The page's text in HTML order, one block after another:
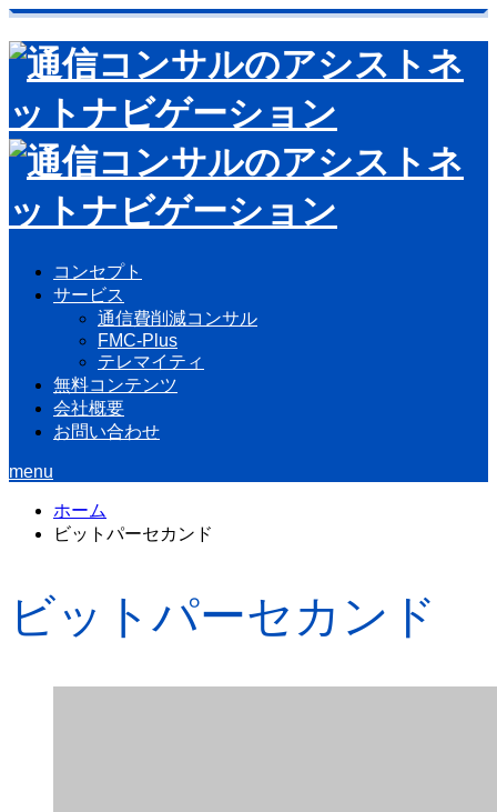
コンセプト
サービス
通信費削減コンサル
FMC-Plus
テレマイティ
無料コンテンツ
会社概要
お問い合わせ
menu
ホーム
ビットパーセカンド
ビットパーセカンド